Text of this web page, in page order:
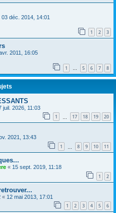
03 déc. 2014, 14:01
1 2 3
2011, 16:05
1 … 5 6 7 8
juil. 2026, 11:03
1 17 18 19 20
2021, 13:43
1 8 9 10 11
« 15 sept. 2019, 11:18
1 2
« 12 mai 2013, 17:01
1 2 3 4 5 6